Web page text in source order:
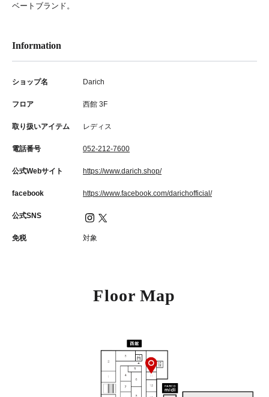
ベートブランド。
Information
ショップ名 Darich
フロア 西館 3F
取り扱いアイテム レディス
電話番号 052-212-7600
公式Webサイト https://www.darich.shop/
facebook https://www.facebook.com/darichofficial/
公式SNS
免税 対象
Floor Map